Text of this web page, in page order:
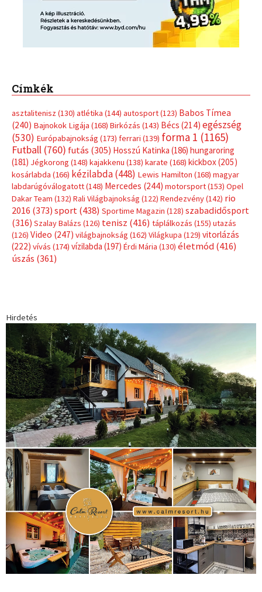
Címkék
asztalitenisz (130) atlétika (144) autosport(123) Babos Tímea
(240) Bajnokok Ligája (168) Birkózás (143) Bécs (214) egészség
(530) Európabajnokság (173) ferrari (139) forma 1 (1165)
Futball (760) futás (305) Hosszú Katinka (186) hungaroring
(181) Jégkorong (148) kajakkenu (138) karate (168) kickbox(205)
kosárlabda (166) kézilabda(448) Lewis Hamilton (168) magyar
labdarúgóválogatott(148) Mercedes (244) motorsport(153) Opel
Dakar Team (132) Rali Világbajnokság (122) Rendezvény(142) rio
2016 (373) sport(438) Sportime Magazin (128) szabadidősport
(316) Szalay Balázs (126) tenisz (416) táplálkozás (155) utazás
(126) Video (247) világbajnokság (162) Világkupa (129) vitorlázás
(222) vívás (174) vízilabda (197) Érdi Mária (130) életmód(416)
úszás (361)
Hirdetés